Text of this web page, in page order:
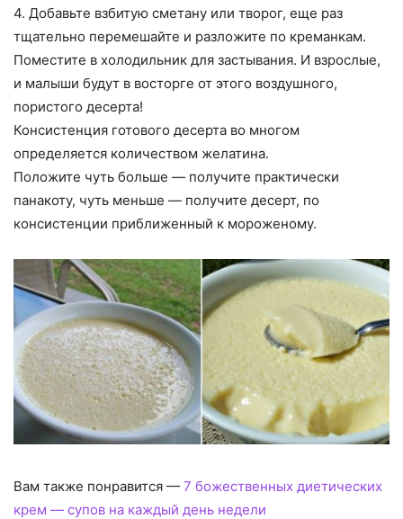
4. Добавьте взбитую сметану или творог, еще раз
тщательно перемешайте и разложите по креманкам.
Поместите в холодильник для застывания. И взрослые,
и малыши будут в восторге от этого воздушного,
пористого десерта!
Консистенция готового десерта во многом
определяется количеством желатина.
Положите чуть больше — получите практически
панакоту, чуть меньше — получите десерт, по
консистенции приближенный к мороженому.
Вам также понравится — 7 божественных диетических
крем — супов на каждый день недели